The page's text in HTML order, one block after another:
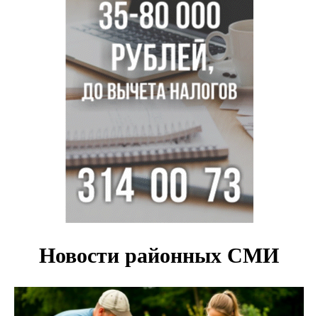
О пустырях в центре Новосибирска из-за лимита
площади КРТ предупредили эксперты